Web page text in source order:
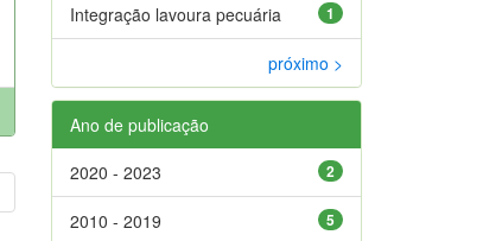
1
Integração lavoura pecuária
próximo >
Ano de publicação
2
2020 - 2023
5
2010 - 2019